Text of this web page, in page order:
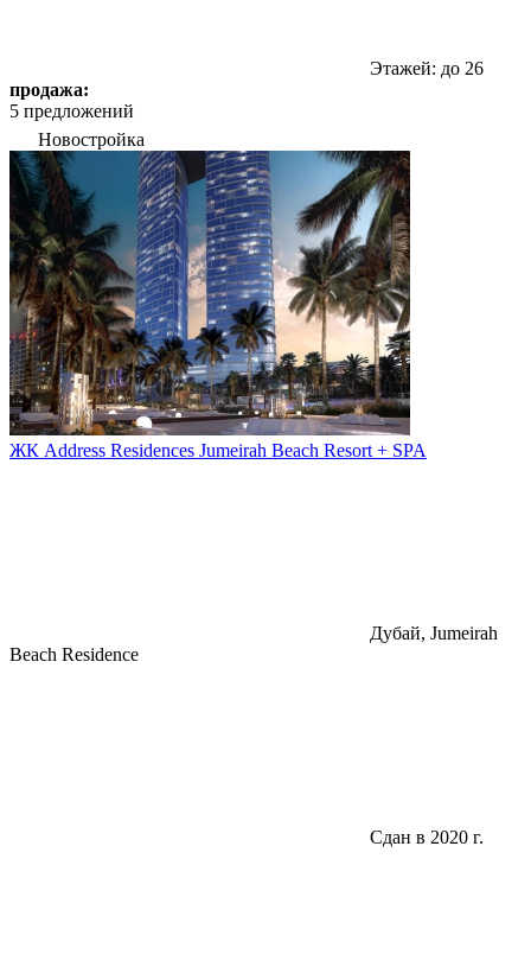
Этажей: до 26
продажа:
5 предложений
Новостройка
ЖК Address Residences Jumeirah Beach Resort + SPA
Дубай, Jumeirah
Beach Residence
Сдан в 2020 г.